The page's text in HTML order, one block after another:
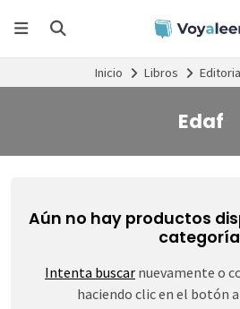
Inicio Libros
Edaf
Aún no hay productos
Intenta buscar nuevamente o
haciendo clic en el botón